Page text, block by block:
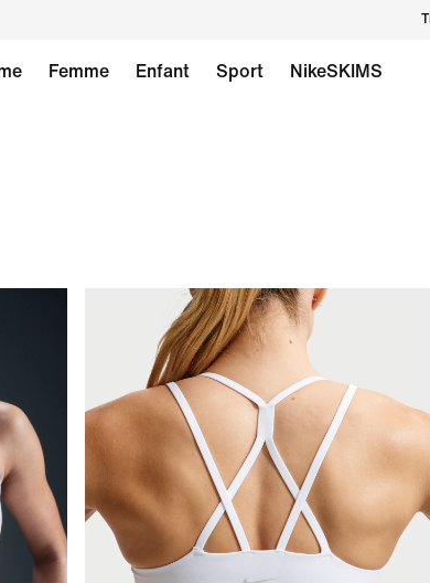
Femme Enfant Sport NikeSKIMS